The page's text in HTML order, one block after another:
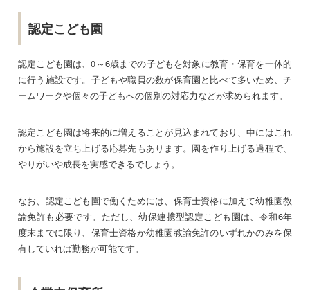
認定こども園
認定こども園は、0～6歳までの子どもを対象に教育・保育を一体的
に行う施設です。子どもや職員の数が保育園と比べて多いため、チ
ームワークや個々の子どもへの個別の対応力などが求められます。
認定こども園は将来的に増えることが見込まれており、中にはこれ
から施設を立ち上げる応募先もあります。園を作り上げる過程で、
やりがいや成長を実感できるでしょう。
なお、認定こども園で働くためには、保育士資格に加えて幼稚園教
諭免許も必要です。ただし、幼保連携型認定こども園は、令和6年
度末までに限り、保育士資格か幼稚園教諭免許のいずれかのみを保
有していれば勤務が可能です。